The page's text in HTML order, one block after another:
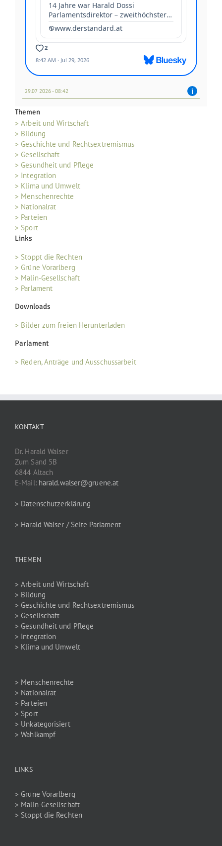
29.07 2026 - 08:42
Themen
> Arbeit und Wirtschaft
> Bildung
> Geschichte und Rechtsextremismus
> Gesellschaft
> Gesundheit und Pflege
> Integration
> Klima und Umwelt
> Menschenrechte
> Nationalrat
> Parteien
> Sport
Links
> Stoppt die Rechten
> Grüne Vorarlberg
> Malin-Gesellschaft
> Parlament
Downloads
> Bilder zum freien Herunterladen
Parlament
> Reden, Anträge und Ausschussarbeit
KONTAKT
Dr. Harald Walser
Zum Sand 5B
6844 Altach
E-Mail: harald.walser@gruene.at
> Datenschutzerklärung
> Harald Walser / Seite Parlament
THEMEN
> Arbeit und Wirtschaft
> Bildung
> Geschichte und Rechtsextremismus
> Gesellschaft
> Gesundheit und Pflege
> Integration
> Klima und Umwelt
> Menschenrechte
> Nationalrat
> Parteien
> Sport
> Unkategorisiert
> Wahlkampf
LINKS
> Grüne Vorarlberg
> Malin-Gesellschaft
> Stoppt die Rechten